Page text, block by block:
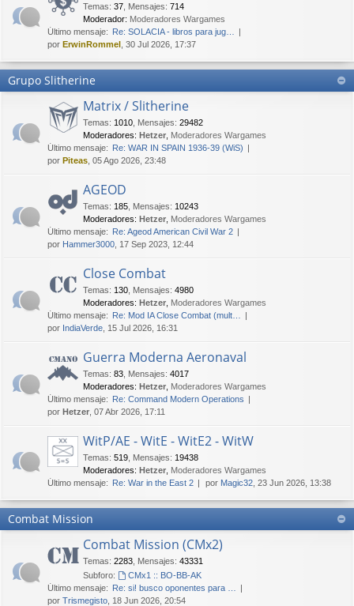
Temas: 37 Mensajes: 714
Moderador: Moderadores Wargames
Último mensaje: Re: SOLACIA - libros para jug…
por ErwinRommel , 30 Jul 2026, 17:37
Grupo Slitherine
Matrix / Slitherine
Temas: 1010 Mensajes: 29482
Moderadores: Hetzer Moderadores Wargames
Último mensaje: Re: WAR IN SPAIN 1936-39 (WiS)
por Piteas , 05 Ago 2026, 23:48
AGEOD
Temas: 185 Mensajes: 10243
Moderadores: Hetzer Moderadores Wargames
Último mensaje: Re: Ageod American Civil War 2
por Hammer3000 , 17 Sep 2023, 12:44
Close Combat
Temas: 130 Mensajes: 4980
Moderadores: Hetzer Moderadores Wargames
Último mensaje: Re: Mod IA Close Combat (mult…
por IndiaVerde , 15 Jul 2026, 16:31
Guerra Moderna Aeronaval
Temas: 83 Mensajes: 4017
Moderadores: Hetzer Moderadores Wargames
Último mensaje: Re: Command Modern Operations
por Hetzer , 07 Abr 2026, 17:11
WitP/AE - WitE - WitE2 - WitW
Temas: 519 Mensajes: 19438
Moderadores: Hetzer Moderadores Wargames
Último mensaje: Re: War in the East 2 por Magic32 , 23 Jun 2026, 13:38
Combat Mission
Combat Mission (CMx2)
Temas: 2283 Mensajes: 43331
Subforo:
CMx1 :: BO-BB-AK
Último mensaje: Re: si! busco oponentes para …
por Trismegisto , 18 Jun 2026, 20:54